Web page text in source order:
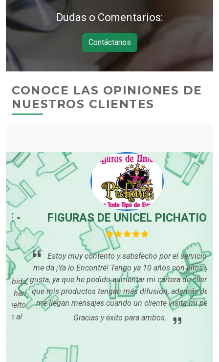
Dudas o Comentarios:
Contáctanos
CONOCE LAS OPINIONES DE
NUESTROS CLIENTES
FIGURAS DE UNICEL PICHATIO
Estoy muy contento y satisfecho por el servicio que
me da ¡Ya lo Encontré! Tengo ya 10 años con ellos y me
gusta, ya que he podido aumentar mi cartera de clientes y
que mis productos tengan más difusión, además de que
me llegan mensajes cuando un cliente visita mi perfil.
Gracias y éxito para ambos.